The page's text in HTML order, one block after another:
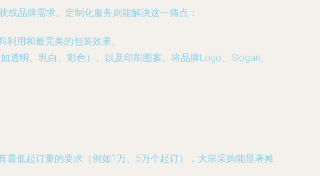
或品牌需求。定制化服务则能解决这一痛点：
用和最完美的包装效果。
透明、乳白、彩色）、以及印刷图案。将品牌Logo、Slogan、
最低起订量的要求（例如1万、5万个起订），大宗采购能显著摊